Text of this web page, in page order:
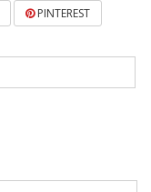
PINTEREST